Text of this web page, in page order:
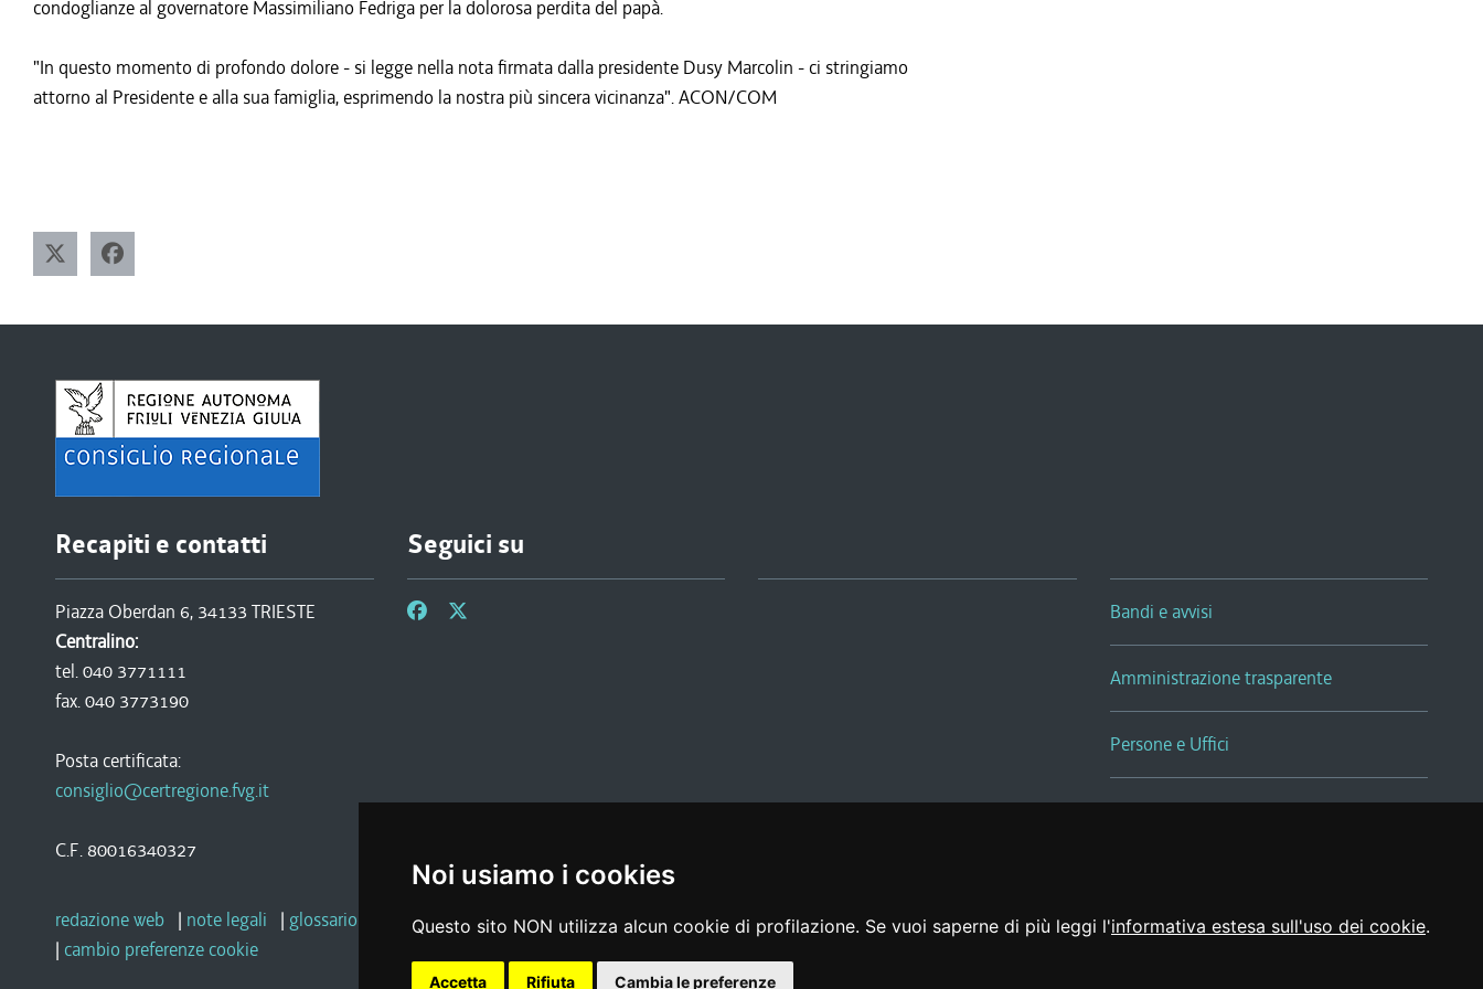
Noi usiamo i cookies
Questo sito NON utilizza alcun cookie di profilazione. Se vuoi saperne di più leggi l'informativa estesa sull'uso dei cookie.
Accetta Rifiuta Cambia le preferenze
condoglianze al governatore Massimiliano Fedriga per la dolorosa perdita del papà.
"In questo momento di profondo dolore - si legge nella nota firmata dalla presidente Dusy Marcolin - ci stringiamo
attorno al Presidente e alla sua famiglia, esprimendo la nostra più sincera vicinanza". ACON/COM
Recapiti e contatti
Piazza Oberdan 6, 34133 TRIESTE
Centralino:
tel. 040 3771111
fax. 040 3773190
Posta certificata:
consiglio@certregione.fvg.it
C.F. 80016340327
Seguici su
Bandi e avvisi
Amministrazione trasparente
Persone e Uffici
Sala Tiziano Tessitori
redazione web | note legali | glossario privacy |social media policy | dichiarazione di accessibilità | feedback
| cambio preferenze cookie
Realizzato da